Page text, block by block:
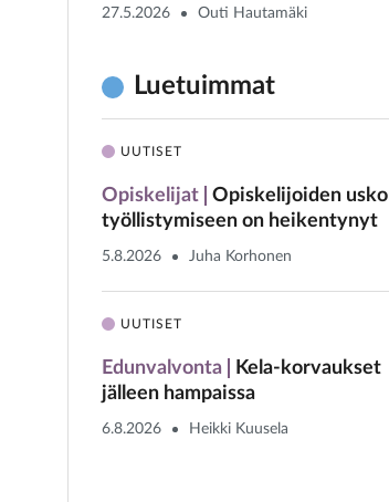
27.5.2026 Outi Hautamäki
Luetuimmat
UUTISET
Opiskelijat
Opiskelijoiden usko
työllistymiseen on heikentynyt
5.8.2026 Juha Korhonen
UUTISET
Edunvalvonta
Kela-korvaukset
jälleen hampaissa
6.8.2026 Heikki Kuusela